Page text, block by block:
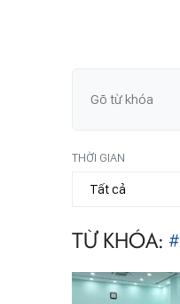
THỜI GIAN
TỪ KHÓA: